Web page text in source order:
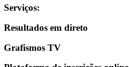
Serviços:
Resultados em direto
Grafismos TV